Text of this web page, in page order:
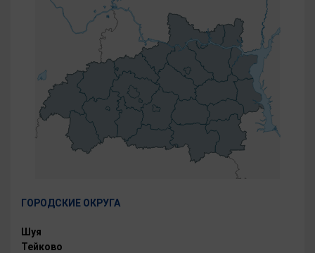
ГОРОДСКИЕ ОКРУГА
Шуя
Тейково